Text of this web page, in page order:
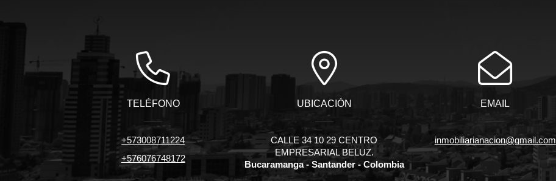
TELÉFONO
+573008711224
+576076748172
UBICACIÓN
CALLE 34 10 29 CENTRO
EMPRESARIAL BELUZ.
Bucaramanga - Santander - Colombia
EMAIL
inmobiliarianacion@gmail.com